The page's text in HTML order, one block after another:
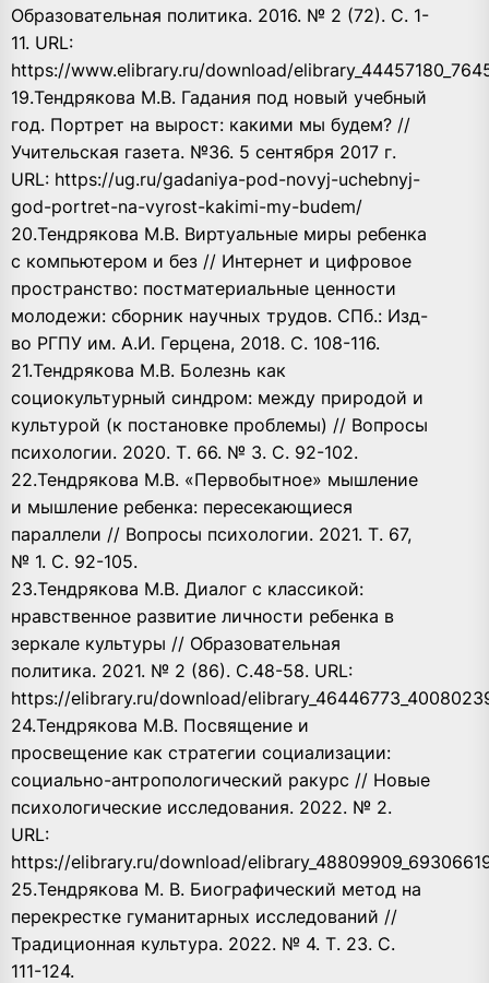
Образовательная политика. 2016. № 2 (72). С. 1-
11. URL:
https://www.elibrary.ru/download/
19.Тендрякова М.В. Гадания под новый учебный
год. Портрет на вырост: какими мы будем? //
Учительская газета. №36. 5 сентября 2017 г.
URL: https://ug.ru/gadaniya-pod-novyj-uchebnyj-
god-portret-na-vyrost-kakimi-my-budem/
20.Тендрякова М.В. Виртуальные миры ребенка
с компьютером и без // Интернет и цифровое
пространство: постматериальные ценности
молодежи: сборник научных трудов. СПб.: Изд-
во РГПУ им. А.И. Герцена, 2018. С. 108-116.
21.Тендрякова М.В. Болезнь как
социокультурный синдром: между природой и
культурой (к постановке проблемы) // Вопросы
психологии. 2020. Т. 66. № 3. С. 92-102.
22.Тендрякова М.В. «Первобытное» мышление
и мышление ребенка: пересекающиеся
параллели // Вопросы психологии. 2021. Т. 67,
№ 1. С. 92-105.
23.Тендрякова М.В. Диалог с классикой:
нравственное развитие личности ребенка в
зеркале культуры // Образовательная
политика. 2021. № 2 (86). С.48-58. URL:
https://elibrary.ru/download/
24.Тендрякова М.В. Посвящение и
просвещение как стратегии социализации:
социально-антропологический ракурс // Новые
психологические исследования. 2022. № 2.
URL:
https://elibrary.ru/download/
25.Тендрякова М. В. Биографический метод на
перекрестке гуманитарных исследований //
Традиционная культура. 2022. № 4. Т. 23. С.
111-124.